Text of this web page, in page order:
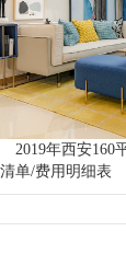
2019年西安160
清单/费用明细表